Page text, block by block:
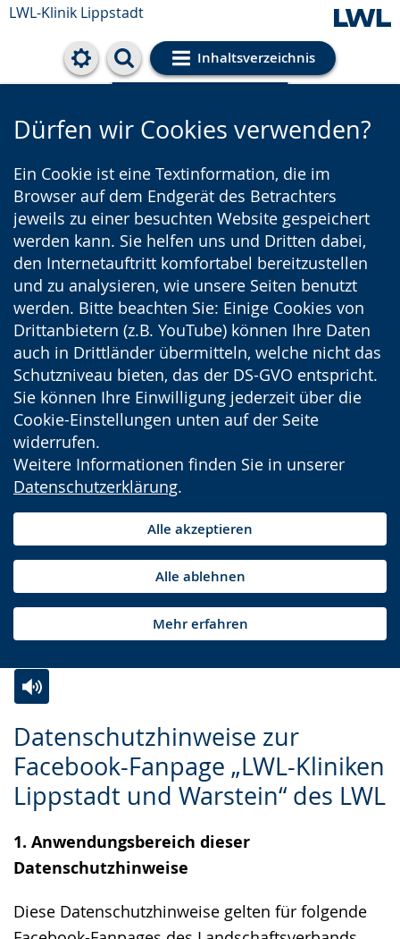
LWL-Klinik Lippstadt
Inhaltsverzeichnis
Cookie-Einstellungen
Dürfen wir Cookies verwenden?
Ein Cookie ist eine Textinformation, die im
Browser auf dem Endgerät des Betrachters
jeweils zu einer besuchten Website gespeichert
werden kann. Sie helfen uns und Dritten dabei,
den Internetauftritt komfortabel bereitzustellen
und zu analysieren, wie unsere Seiten benutzt
werden. Bitte beachten Sie: Einige Cookies von
Drittanbietern (z.B. YouTube) können Ihre Daten
auch in Drittländer übermitteln, welche nicht das
Schutzniveau bieten, das der DS-GVO entspricht.
Sie können Ihre Einwilligung jederzeit über die
Cookie-Einstellungen unten auf der Seite
widerrufen.
Weitere Informationen finden Sie in unserer
Datenschutzerklärung.
Alle akzeptieren
Alle ablehnen
Mehr erfahren
Datenschutzhinweise zur
Facebook-Fanpage „LWL-Kliniken
Lippstadt und Warstein“ des LWL
1. Anwendungsbereich dieser
Datenschutzhinweise
Diese Datenschutzhinweise gelten für folgende
Leichten
Sprache
wechseln.
Audio-
Unterstützung.
Video
in
Deutscher
wird
angezeigt.